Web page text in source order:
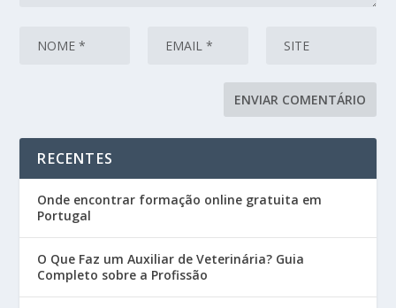
RECENTES
Onde encontrar formação online gratuita em
Portugal
O Que Faz um Auxiliar de Veterinária? Guia
Completo sobre a Profissão